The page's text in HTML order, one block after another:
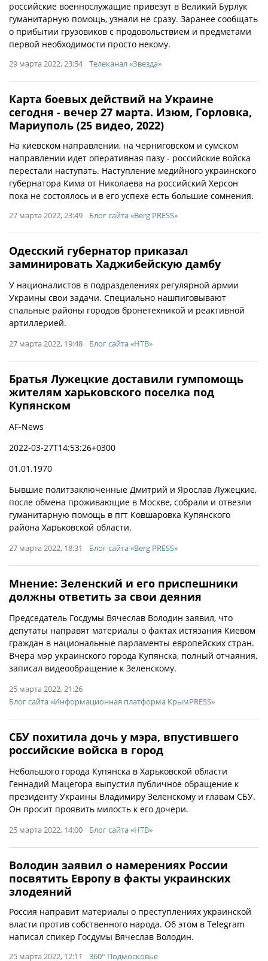
российские военнослужащие привезут в Великий Бурлук
гуманитарную помощь, узнали не сразу. Заранее сообщать
о прибытии грузовиков с продовольствием и предметами
первой необходимости просто некому.
29 марта 2022, 23:54 Телеканал «Звезда»
Карта боевых действий на Украине
сегодня - вечер 27 марта. Изюм, Горловка,
Мариуполь (25 видео, 2022)
На киевском направлении, на черниговском и сумском
направлении идет оперативная пазу - российские войска
перестали наступать. Наступление медийного украинского
губернатора Кима от Николаева на российский Херсон
пока не состоялось и в его успехе есть большие сомнения.
27 марта 2022, 23:49 Блог сайта «Berg PRESS»
Одесский губернатор приказал
заминировать Хаджибейскую дамбу
У националистов в подразделениях регулярной армии
Украины свои задачи. Специально нашпиговывают
спальные районы городов бронетехникой и реактивной
артиллерией.
27 марта 2022, 19:48 Блог сайта «НТВ»
Братья Лужецкие доставили гумпомощь
жителям харьковского поселка под
Купянском
AF-News
2022-03-27T14:53:26+0300
01.01.1970
Бывшие политзаключенные Дмитрий и Ярослав Лужецкие,
после обмена проживающие в Москве, собрали и отвезли
гуманитарную помощь в пгт Ковшаровка Купянского
района Харьковской области.
27 марта 2022, 18:31 Блог сайта «Berg PRESS»
Мнение: Зеленский и его приспешники
должны ответить за свои деяния
Председатель Госдумы Вячеслав Володин заявил, что
депутаты направят материалы о фактах истязания Киевом
граждан в национальные парламенты европейских стран.
Вчера мэр украинского города Купянска, полный отчаяния,
записал видеообращение к Зеленскому.
25 марта 2022, 21:26
Блог сайта «Информационная платформа КрымPRESS»
СБУ похитила дочь у мэра, впустившего
российские войска в город
Небольшого города Купянска в Харьковской области
Геннадий Мацегора выпустил публичное обращение к
президенту Украины Владимиру Зеленскому и главам СБУ.
Он просит проявить милость к его дочери.
25 марта 2022, 14:00 Блог сайта «НТВ»
Володин заявил о намерениях России
посвятить Европу в факты украинских
злодеяний
Россия направит материалы о преступлениях украинской
власти против собственного народа. Об этом в Telegram
написал спикер Госдумы Вячеслав Володин.
25 марта 2022, 12:11 360° Подмосковье